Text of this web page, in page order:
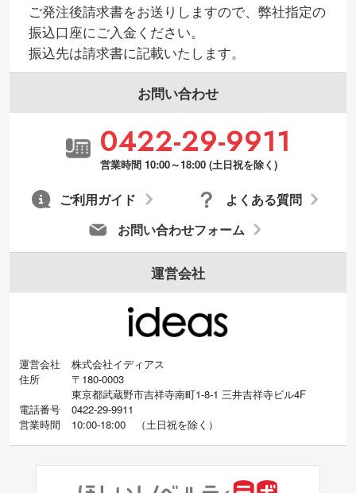
ご発注後請求書をお送りしますので、弊社指定の
振込口座にご入金ください。
振込先は請求書に記載いたします。
お問い合わせ
0422-29-9911
営業時間 10:00～18:00 (土日祝を除く)
お問い合わせフォーム
よくある質問
ご利用ガイド
運営会社
運営会社
株式会社イディアス
住所
〒180-0003
東京都武蔵野市吉祥寺南町1-8-1 三井吉祥寺ビル4F
電話番号
0422-29-9911
営業時間
10:00-18:00 （土日祝を除く）